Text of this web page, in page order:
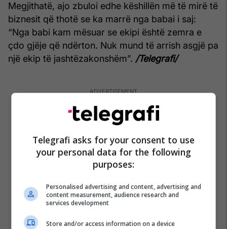
Megjithatë, ajo zbuloi edhe këshillën më të mirë të
biznesit që thotë se ka marrë nga babai i saj:
“Nga babi kam mësuar se ekipi është zemra e
çdo gjëje që ndërton. Nuk mund të arrish asgjë pa
një ekip të jashtëzakonshëm”. /Telegrafi/
Telegrafi asks for your consent to use
your personal data for the following
purposes:
Personalised advertising and content, advertising and
content measurement, audience research and
services development
Store and/or access information on a device